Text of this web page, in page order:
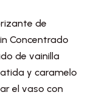
de
Concentrado
de vainilla
y caramelo
el vaso con